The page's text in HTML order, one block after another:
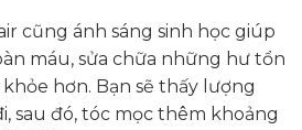
cũng ánh sáng sinh học giúp
máu, sửa chữa những hư tổn
hơn. Bạn sẽ thấy lượng
sau đó, tóc mọc thêm khoảng